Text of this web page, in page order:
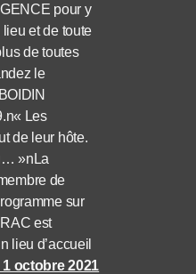
pour y
et de toute
de toutes
le
Les
de leur hôte.
»nLa
de
sur
est
lieu d’accueil
octobre 2021